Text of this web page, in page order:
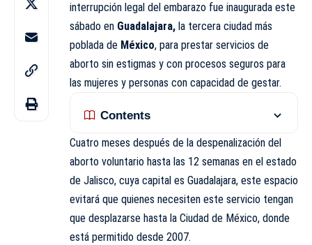
interrupción legal del embarazo fue inaugurada este
sábado en Guadalajara, la tercera ciudad más
poblada de México, para prestar servicios de
aborto sin estigmas y con procesos seguros para
las mujeres y personas con capacidad de gestar.
Contents
Cuatro meses después de la despenalización del
aborto voluntario hasta las 12 semanas en el estado
de Jalisco, cuya capital es Guadalajara, este espacio
evitará que quienes necesiten este servicio tengan
que desplazarse hasta la Ciudad de México, donde
está permitido desde 2007.